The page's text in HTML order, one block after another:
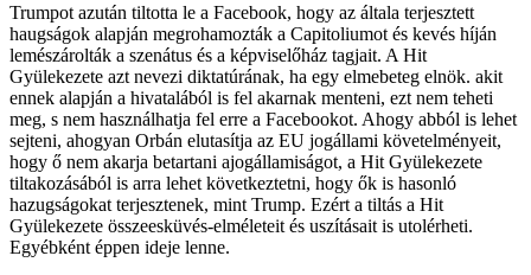
Trumpot azután tiltotta le a Facebook, hogy az általa terjesztett
haugságok alapján megrohamozták a Capitoliumot és kevés híján
lemészárolták a szenátus és a képviselőház tagjait. A Hit
Gyülekezete azt nevezi diktatúrának, ha egy elmebeteg elnök. akit
ennek alapján a hivatalából is fel akarnak menteni, ezt nem teheti
meg, s nem használhatja fel erre a Facebookot. Ahogy abból is lehet
sejteni, ahogyan Orbán elutasítja az EU jogállami követelményeit,
hogy ő nem akarja betartani ajogállamiságot, a Hit Gyülekezete
tiltakozásából is arra lehet következtetni, hogy ők is hasonló
hazugságokat terjesztenek, mint Trump. Ezért a tiltás a Hit
Gyülekezete összeesküvés-elméleteit és uszításait is utolérheti.
Egyébként éppen ideje lenne.